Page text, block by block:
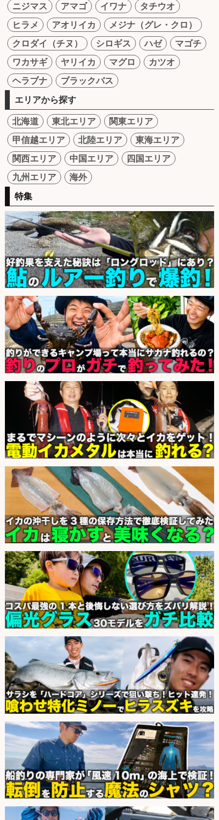
ニジマス
アマゴ イワナ
タチウオ
ヒラメ
アオリイカ
メジナ（グレ・クロ）
クロダイ（チヌ）
シロギス ハゼ
マゴチ
ワカサギ
ヤリイカ マグロ
カツオ
ヘラブナ
ブラックバス
エリアから探す
北海道 東北エリア
関東エリア
甲信越エリア
北陸エリア
東海エリア
関西エリア
中国エリア
四国エリア
九州エリア
海外
特集